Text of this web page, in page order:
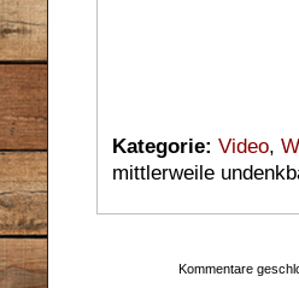
Kategorie: Video,
mittlerweile
Kommentare